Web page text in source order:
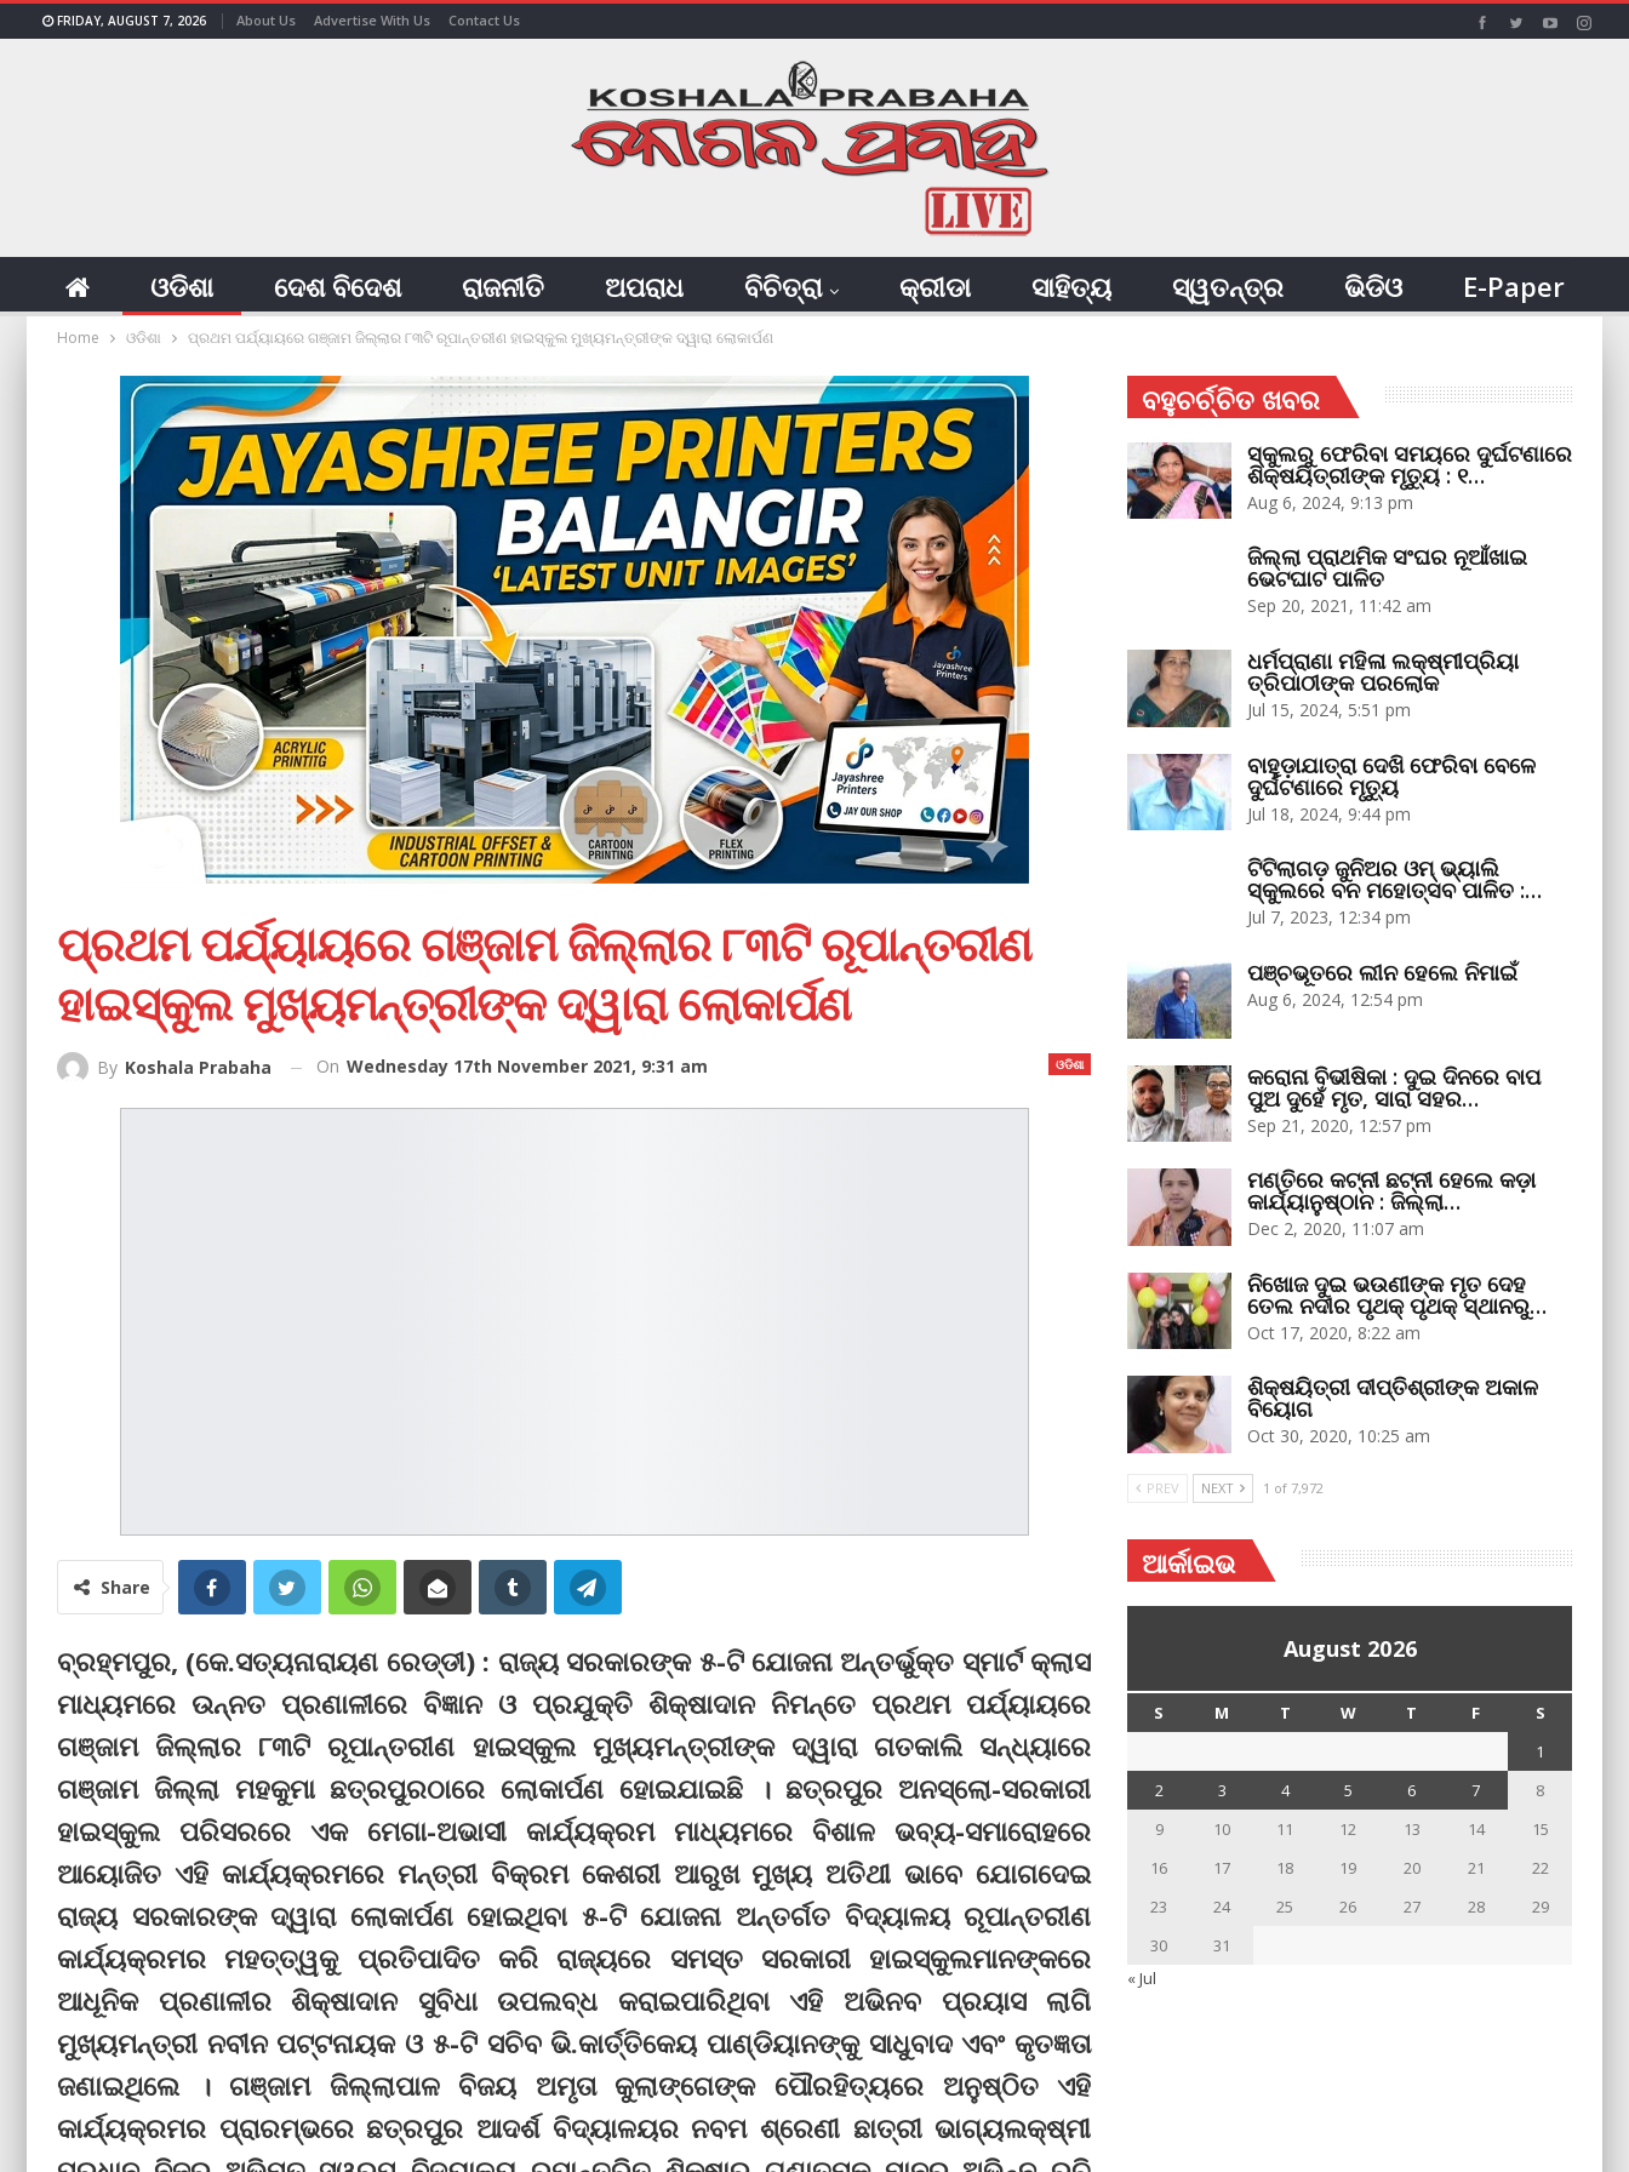
FRIDAY, AUGUST 7, 2026 About Us Advertise With Us Contact Us
ଓଡିଶା ଦେଶ ବିଦେଶ ରାଜନୀତି ଅପରାଧ ବିଚିତ୍ରା କ୍ରୀଡା ସାହିତ୍ୟ ସ୍ୱତନ୍ତ୍ର ଭିଡିଓ E-Paper
Home ଓଡିଶା ପ୍ରଥମ ପର୍ଯ୍ୟାୟରେ ଗଞ୍ଜାମ ଜିଲ୍ଲାର ୮୩ଟି ରୂପାନ୍ତରୀଣ ହାଇସ୍କୁଲ ମୁଖ୍ୟମନ୍ତ୍ରୀଙ୍କ ଦ୍ୱାରା ଲୋକାର୍ପଣ
ପ୍ରଥମ ପର୍ଯ୍ୟାୟରେ ଗଞ୍ଜାମ ଜିଲ୍ଲାର ୮୩ଟି ରୂପାନ୍ତରୀଣ
ହାଇସ୍କୁଲ ମୁଖ୍ୟମନ୍ତ୍ରୀଙ୍କ ଦ୍ୱାରା ଲୋକାର୍ପଣ
ଓଡିଶା
By Koshala Prabaha On Wednesday 17th November 2021, 9:31 am
Share
ବ୍ରହ୍ମପୁର, (କେ.ସତ୍ୟନାରାୟଣ ରେଡ୍ଡୀ) : ରାଜ୍ୟ ସରକାରଙ୍କ ୫-ଟି ଯୋଜନା ଅନ୍ତର୍ଭୁକ୍ତ ସ୍ମାର୍ଟ କ୍ଲାସ
ମାଧ୍ୟମରେ ଉନ୍ନତ ପ୍ରଣାଳୀରେ ବିଜ୍ଞାନ ଓ ପ୍ରଯୁକ୍ତି ଶିକ୍ଷାଦାନ ନିମନ୍ତେ ପ୍ରଥମ ପର୍ଯ୍ୟାୟରେ
ଗଞ୍ଜାମ ଜିଲ୍ଲାର ୮୩ଟି ରୂପାନ୍ତରୀଣ ହାଇସ୍କୁଲ ମୁଖ୍ୟମନ୍ତ୍ରୀଙ୍କ ଦ୍ୱାରା ଗତକାଲି ସନ୍ଧ୍ୟାରେ
ଗଞ୍ଜାମ ଜିଲ୍ଲା ମହକୁମା ଛତ୍ରପୁରଠାରେ ଲୋକାର୍ପଣ ହୋଇଯାଇଛି । ଛତ୍ରପୁର ଅନସ୍ଲୋ-ସରକାରୀ
ହାଇସ୍କୁଲ ପରିସରରେ ଏକ ମେଗା-ଅଭାସୀ କାର୍ଯ୍ୟକ୍ରମ ମାଧ୍ୟମରେ ବିଶାଳ ଭବ୍ୟ-ସମାରୋହରେ
ଆୟୋଜିତ ଏହି କାର୍ଯ୍ୟକ୍ରମରେ ମନ୍ତ୍ରୀ ବିକ୍ରମ କେଶରୀ ଆରୁଖ ମୁଖ୍ୟ ଅତିଥୀ ଭାବେ ଯୋଗଦେଇ
ରାଜ୍ୟ ସରକାରଙ୍କ ଦ୍ୱାରା ଲୋକାର୍ପଣ ହୋଇଥିବା ୫-ଟି ଯୋଜନା ଅନ୍ତର୍ଗତ ବିଦ୍ୟାଳୟ ରୂପାନ୍ତରୀଣ
କାର୍ଯ୍ୟକ୍ରମର ମହତ୍ତ୍ୱକୁ ପ୍ରତିପାଦିତ କରି ରାଜ୍ୟରେ ସମସ୍ତ ସରକାରୀ ହାଇସ୍କୁଲମାନଙ୍କରେ
ଆଧୂନିକ ପ୍ରଣାଳୀର ଶିକ୍ଷାଦାନ ସୁବିଧା ଉପଲବ୍ଧ କରାଇପାରିଥିବା ଏହି ଅଭିନବ ପ୍ରୟାସ ଲାଗି
ମୁଖ୍ୟମନ୍ତ୍ରୀ ନବୀନ ପଟ୍ଟନାୟକ ଓ ୫-ଟି ସଚିବ ଭି.କାର୍ତ୍ତିକେୟ ପାଣ୍ଡିୟାନଙ୍କୁ ସାଧୁବାଦ ଏବଂ କୃତଜ୍ଞତା
ଜଣାଇଥିଲେ । ଗଞ୍ଜାମ ଜିଲ୍ଲାପାଳ ବିଜୟ ଅମୃତା କୁଲାଙ୍ଗେଙ୍କ ପୌରହିତ୍ୟରେ ଅନୁଷ୍ଠିତ ଏହି
କାର୍ଯ୍ୟକ୍ରମର ପ୍ରାରମ୍ଭରେ ଛତ୍ରପୁର ଆଦର୍ଶ ବିଦ୍ୟାଳୟର ନବମ ଶ୍ରେଣୀ ଛାତ୍ରୀ ଭାଗ୍ୟଲକ୍ଷ୍ମୀ
ବହୁଚର୍ଚ୍ଚିତ ଖବର
ସ୍କୁଲରୁ ଫେରିବା ସମୟରେ ଦୁର୍ଘଟଣାରେ
ଶିକ୍ଷୟିତ୍ରୀଙ୍କ ମୃତ୍ୟୁ : ୧…
Aug 6, 2024, 9:13 pm
ଜିଲ୍ଲା ପ୍ରାଥମିକ ସଂଘର ନୂଆଁଖାଇ
ଭେଟଘାଟ ପାଳିତ
Sep 20, 2021, 11:42 am
ଧର୍ମପ୍ରାଣା ମହିଳା ଲକ୍ଷ୍ମୀପ୍ରିୟା
ତ୍ରିପାଠୀଙ୍କ ପରଲୋକ
Jul 15, 2024, 5:51 pm
ବାହୁଡ଼ାଯାତ୍ରା ଦେଖି ଫେରିବା ବେଳେ
ଦୁର୍ଘଟଣାରେ ମୃତ୍ୟୁ
Jul 18, 2024, 9:44 pm
ଟିଟିଲାଗଡ଼ ଜୁନିଅର ଓମ୍‌ ଭ୍ୟାଲି
ସ୍କୁଲରେ ବନ ମହୋତ୍ସବ ପାଳିତ :…
Jul 7, 2023, 12:34 pm
ପଞ୍ଚଭୂତରେ ଲୀନ ହେଲେ ନିମାଇଁ
Aug 6, 2024, 12:54 pm
କରୋନା ବିଭୀଷିକା : ଦୁଇ ଦିନରେ ବାପ
ପୁଅ ଦୁହେଁ ମୃତ, ସାରା ସହର…
Sep 21, 2020, 12:57 pm
ମଣ୍ତିରେ କଟ୍‌ନୀ ଛଟ୍‌ନୀ ହେଲେ କଡ଼ା
କାର୍ଯ୍ୟାନୁଷ୍ଠାନ : ଜିଲ୍ଲା…
Dec 2, 2020, 11:07 am
ନିଖୋଜ ଦୁଇ ଭଉଣୀଙ୍କ ମୃତ ଦେହ
ତେଲ ନଦୀର ପୃଥକ୍‌ ପୃଥକ୍‌ ସ୍ଥାନରୁ…
Oct 17, 2020, 8:22 am
ଶିକ୍ଷୟିତ୍ରୀ ଦୀପ୍ତିଶ୍ରୀଙ୍କ ଅକାଳ
ବିୟୋଗ
Oct 30, 2020, 10:25 am
PREV NEXT 1 of 7,972
ଆର୍କାଇଭ
August 2026
S M T W T F
S
1
2
3 4 5 6 7
8
9
10 11 12 13 14
15
16
17 18 19 20 21
22
23
24 25 26 27 28
29
30
31
« Jul